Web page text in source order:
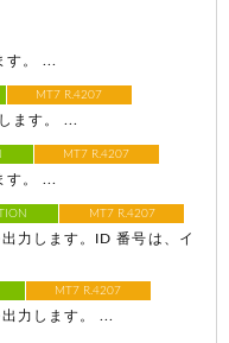
す。 ...
MT7 R.4207
ます。 ...
MT7 R.4207
す。 ...
MT7 R.4207
力します。ID 番号は、イ
MT7 R.4207
力します。 ...